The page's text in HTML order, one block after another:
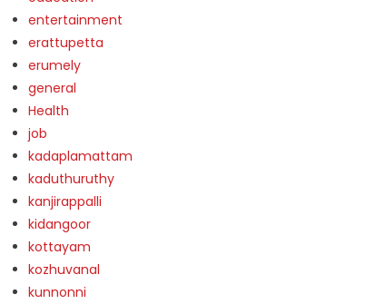
entertainment
erattupetta
erumely
general
Health
job
kadaplamattam
kaduthuruthy
kanjirappalli
kidangoor
kottayam
kozhuvanal
kunnonni